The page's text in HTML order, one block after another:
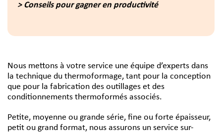
> Conseils pour gagner en productivité
Nous mettons à votre service une équipe d’experts dans
la technique du thermoformage, tant pour la conception
que pour la fabrication des outillages et des
conditionnements thermoformés associés.
Petite, moyenne ou grande série, fine ou forte épaisseur,
petit ou grand format, nous assurons un service sur-